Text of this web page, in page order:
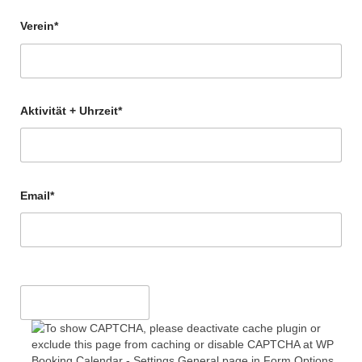
Verein*
Aktivität + Uhrzeit*
Email*